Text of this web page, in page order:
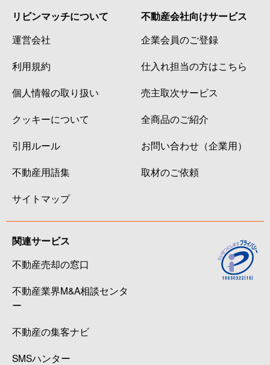
リビンマッチについて
運営会社
利用規約
個人情報の取り扱い
クッキーについて
引用ルール
不動産用語集
サイトマップ
不動産会社向けサービス
企業会員のご登録
仕入れ担当の方はこちら
売主取次サービス
全商品のご紹介
お問い合わせ（企業用）
取材のご依頼
関連サービス
不動産売却の窓口
不動産業界M&A相談センタ
ー
不動産の集客ナビ
SMSハンター